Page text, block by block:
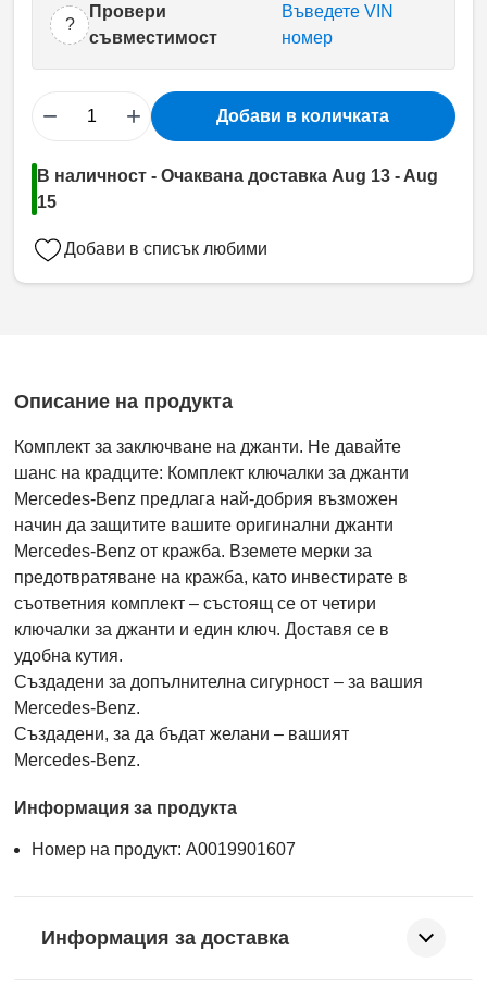
?
Провери
съвместимост
Въведете VIN
номер
− + Добави в количката
В наличност - Очаквана доставка Aug 13 - Aug
15
Добави в списък любими
Описание на продукта
Комплект за заключване на джанти. Не давайте
шанс на крадците: Комплект ключалки за джанти
Mercedes-Benz предлага най-добрия възможен
начин да защитите вашите оригинални джанти
Mercedes-Benz от кражба. Вземете мерки за
предотвратяване на кражба, като инвестирате в
съответния комплект – състоящ се от четири
ключалки за джанти и един ключ. Доставя се в
удобна кутия.
Създадени за допълнителна сигурност – за вашия
Mercedes-Benz.
Създадени, за да бъдат желани – вашият
Mercedes-Benz.
Информация за продукта
Номер на продукт: A0019901607
Информация за доставка